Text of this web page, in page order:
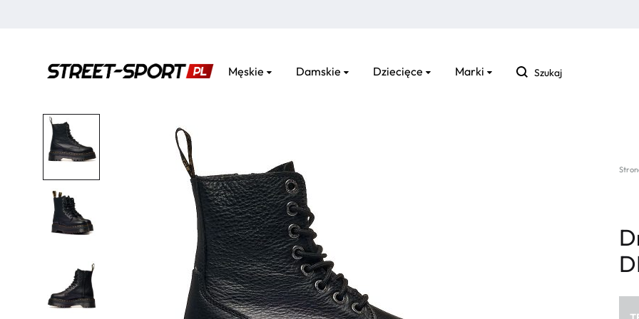
sport.pl
Męskie Damskie Dziecięce Marki Szukaj